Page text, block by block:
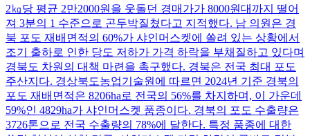
2㎏당 평균 2만2000원을 웃돌던 경매가가 8000원대까지 떨어
져 3분의 1 수준으로 곤두박질쳤다고 지적했다. 남 의원은 경
북 포도 재배면적의 60%가 샤인머스켓에 쏠려 있는 상황에서
조기 출하로 인한 당도 저하가 가격 하락을 부채질하고 있다며
경북도 차원의 대책 마련을 촉구했다. 경북은 전국 최대 포도
주산지다. 경상북도농업기술원에 따르면 2024년 기준 경북의
포도 재배면적은 8206ha로 전국의 56%를 차지하며, 이 가운데
59%인 4829ha가 샤인머스켓 품종이다. 경북의 포도 수출량은
3726톤으로 전국 수출량의 78%에 달한다. 특정 품종에 대한